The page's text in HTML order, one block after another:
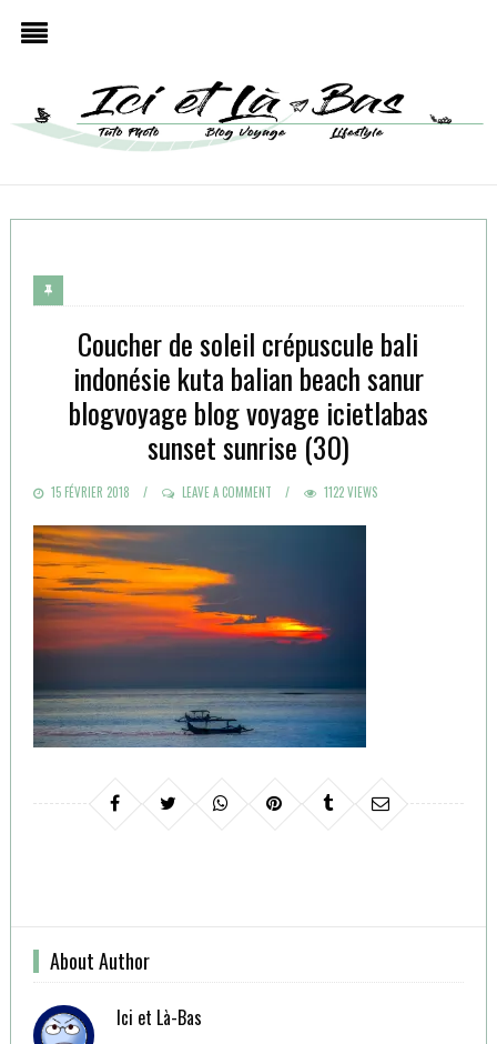
Coucher de soleil crépuscule bali
indonésie kuta balian beach sanur
blogvoyage blog voyage icietlabas
sunset sunrise (30)
POSTED
15 FÉVRIER 2018 LEAVE A COMMENT 1122 VIEWS
About Author
Ici et Là-Bas